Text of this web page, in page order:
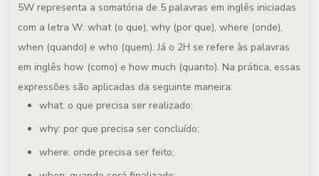
5W representa a somatória de 5 palavras em inglês iniciadas
com a letra W: what (o que), why (por que), where (onde),
when (quando) e who (quem). Já o 2H se refere às palavras
em inglês how (como) e how much (quanto). Na prática, essas
expressões são aplicadas da seguinte maneira:
what: o que precisa ser realizado;
why: por que precisa ser concluído;
where: onde precisa ser feito;